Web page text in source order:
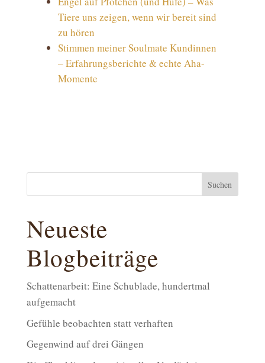
Tiere uns zeigen, wenn wir bereit sind
zu hören
Stimmen meiner Soulmate Kundinnen
– Erfahrungsberichte & echte Aha-
Momente
Suchen
Neueste
Blogbeiträge
Schattenarbeit: Eine Schublade, hundertmal
aufgemacht
Gefühle beobachten statt verhaften
Gegenwind auf drei Gängen